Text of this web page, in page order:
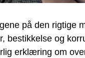
på den rigtige
bestikkelse og
erklæring om